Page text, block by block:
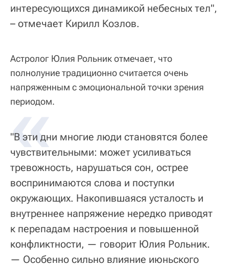
интересующихся динамикой небесных тел",
– отмечает Кирилл Козлов.
Астролог Юлия Рольник отмечает, что
полнолуние традиционно считается очень
напряженным с эмоциональной точки зрения
периодом.
«
"В эти дни многие люди становятся более
чувствительными: может усиливаться
тревожность, нарушаться сон, острее
воспринимаются слова и поступки
окружающих. Накопившаяся усталость и
внутреннее напряжение нередко приводят
к перепадам настроения и повышенной
конфликтности, — говорит Юлия Рольник.
— Особенно сильно влияние июньского